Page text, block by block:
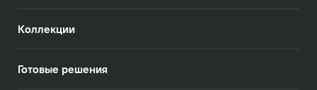
Коллекции
Готовые решения